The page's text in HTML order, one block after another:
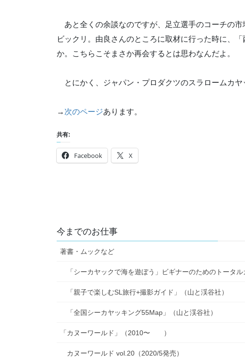
あと全くの余談なのですが、足立選手のコーチの
ビックリ。由良さんのところに取材に行った時に、
か。こちらこそまさか再会するとは思わなんだよ。
とにかく、ジャパン・プロダクツのスラロームカヤ
→ 次のページあります。
共有:
Facebook X
今までのお仕事
著書・ムックなど
「シーカヤックで海を遊ぼう」ビギナーのためのトータル
「親子で楽しむSL旅行+撮影ガイド」（山と渓谷社）
「全国シーカヤッキング55Map」（山と渓谷社）
「カヌーワールド」（2010〜 ）
カヌーワールド vol.20（2020/5発売）